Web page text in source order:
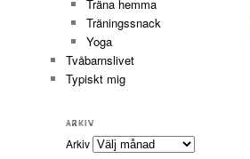
Träna hemma
Träningssnack
Yoga
Tvåbarnslivet
Typiskt mig
ARKIV
Arkiv